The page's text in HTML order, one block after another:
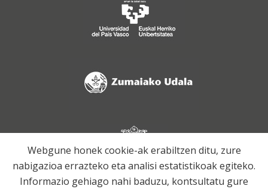
Webgune honek cookie-ak erabiltzen ditu, zure
nabigazioa errazteko eta analisi estatistikoak egiteko.
Informazio gehiago nahi baduzu, kontsultatu gure